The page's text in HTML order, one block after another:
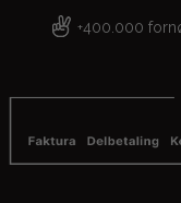
+400.000